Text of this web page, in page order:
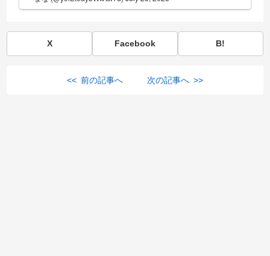
X Facebook B!
<< 前の記事へ 次の記事へ >>